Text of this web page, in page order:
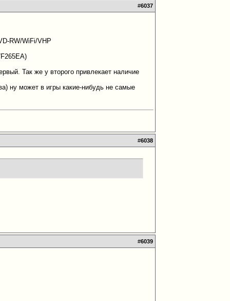
#6037
RW/WiFi/VHP
Так же у второго привлекает наличие
ну может в игры какие-нибудь не самые
#6038
#6039